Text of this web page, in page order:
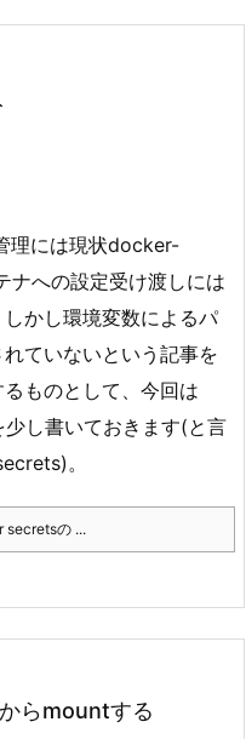
理には現状docker-
への設定受け渡しには
かし環境変数によるパ
ていないという記事を
ものとして、今回は
し書いておきます(と言
。
の ...
らmountする